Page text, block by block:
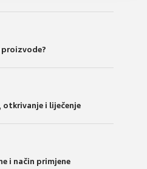
otkrivanje i liječenje
i način primjene